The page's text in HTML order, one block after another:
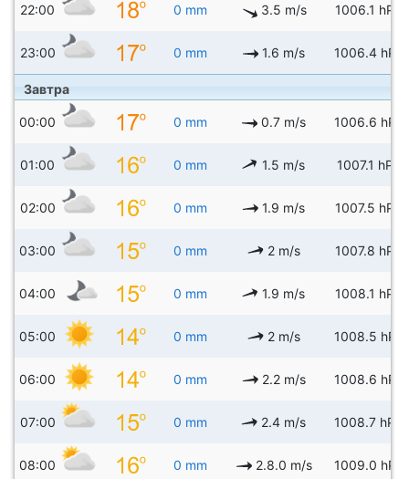
22:00 0 mm 3.5 m/s 1006.1 hPa
23:00 0 mm 1.6 m/s 1006.4 hPa
Завтра
00:00 0 mm 0.7 m/s 1006.6 hPa
01:00 0 mm 1.5 m/s 1007.1 hPa
02:00 0 mm 1.9 m/s 1007.5 hPa
03:00 0 mm 2 m/s 1007.8 hPa
04:00 0 mm 1.9 m/s 1008.1 hPa
05:00 0 mm 2 m/s 1008.5 hPa
06:00 0 mm 2.2 m/s 1008.6 hPa
07:00 0 mm 2.4 m/s 1008.7 hPa
08:00 0 mm 2.8.0 m/s 1009.0 hPa